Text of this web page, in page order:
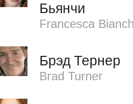
Бьянчи
Francesca
Брэд Тернер
Brad Turner